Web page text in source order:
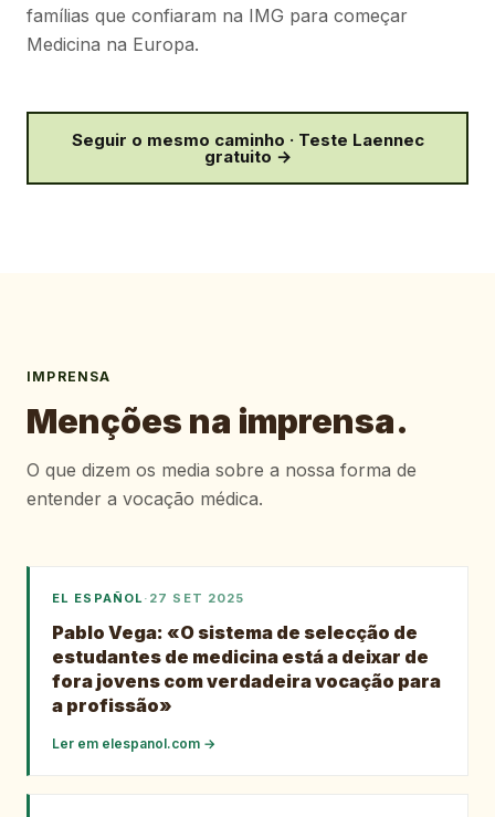
famílias que confiaram na IMG para começar
Medicina na Europa.
Seguir o mesmo caminho · Teste Laennec
gratuito →
IMPRENSA
Menções na imprensa.
O que dizem os media sobre a nossa forma de
entender a vocação médica.
EL ESPAÑOL · 27 SET 2025
Pablo Vega: «O sistema de selecção de
estudantes de medicina está a deixar de
fora jovens com verdadeira vocação para
a profissão»
Ler em elespanol.com →